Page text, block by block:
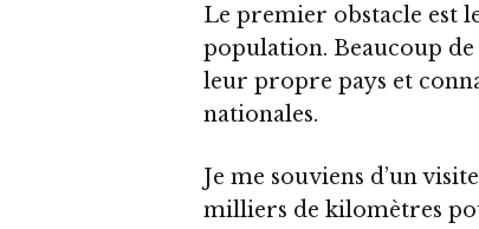
Le premier obstacle est
population. Beaucoup
leur propre pays et
nationales.
Je me souviens d’un
milliers de kilomètres